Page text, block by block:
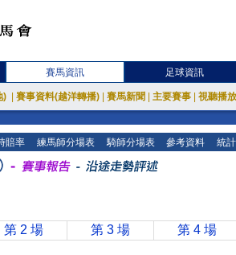
賽馬資訊 足球資訊
) 賽事資料(越洋轉播) 賽馬新聞 主要賽事 視聽播
賠率 練馬師分場表 騎師分場表 參考資料 統
第 2 場 第 3 場 第 4 場